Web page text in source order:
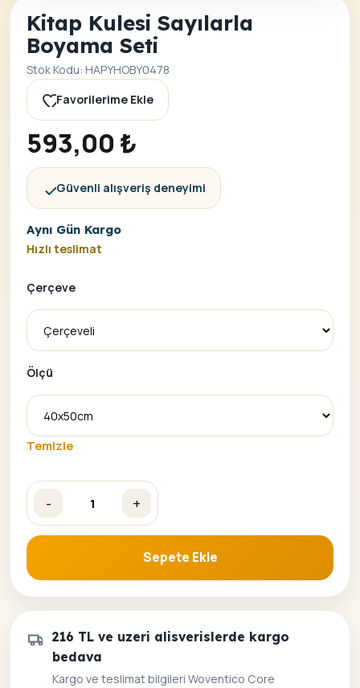
Kitap Kulesi Sayılarla
Boyama Seti
Stok Kodu: HAPYHOBY0478
Favorilerime Ekle
593,00 ₺
Güvenli alışveriş deneyimi
Aynı Gün Kargo
Hızlı teslimat
Çerçeve
Ölçü
Temizle
-
Kitap Kulesi Sayılarla Boyama Seti adet
+
Sepete Ekle
216 TL ve uzeri alisverislerde kargo
bedava
Kargo ve teslimat bilgileri Woventico Core